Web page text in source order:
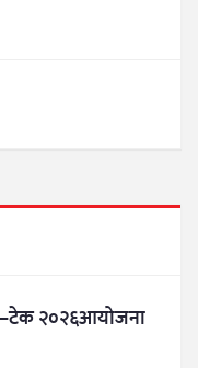
२०२६आयोजना